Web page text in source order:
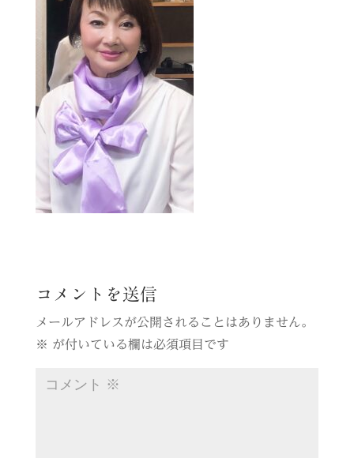
コメントを送信
メールアドレスが公開されることはありません。
※ が付いている欄は必須項目です